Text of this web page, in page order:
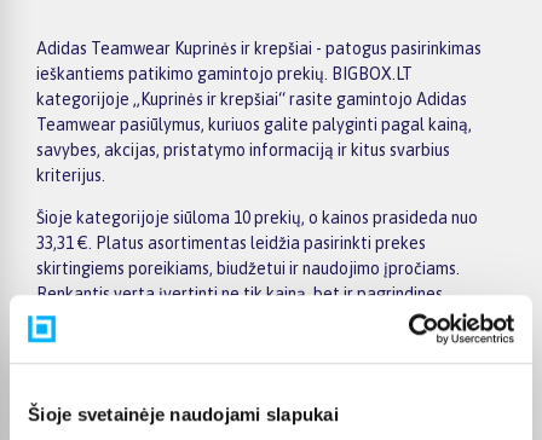
Šioje svetainėje naudojami slapukai
Adidas Teamwear Kuprinės ir krepšiai - patogus pasirinkimas
ieškantiems patikimo gamintojo prekių. BIGBOX.LT
kategorijoje „Kuprinės ir krepšiai“ rasite gamintojo Adidas
Teamwear pasiūlymus, kuriuos galite palyginti pagal kainą,
savybes, akcijas, pristatymo informaciją ir kitus svarbius
kriterijus.
Šioje kategorijoje siūloma 10 prekių, o kainos prasideda nuo
33,31 €. Platus asortimentas leidžia pasirinkti prekes
skirtingiems poreikiams, biudžetui ir naudojimo įpročiams.
Renkantis verta įvertinti ne tik kainą, bet ir pagrindines
savybes, funkcionalumą, komplektaciją, garantijos sąlygas bei
taikomus specialius pasiūlymus.
pasiūlymus ir patogiai palyginti Adidas Teamwear prekes